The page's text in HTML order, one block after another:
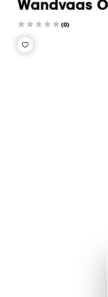
Wandvaas
(0)